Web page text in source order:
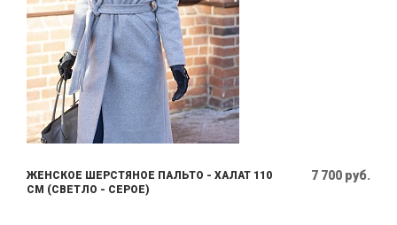
ЖЕНСКОЕ ШЕРСТЯНОЕ ПАЛЬТО - ХАЛАТ 110
СМ (СВЕТЛО - СЕРОЕ)
7 700 руб.